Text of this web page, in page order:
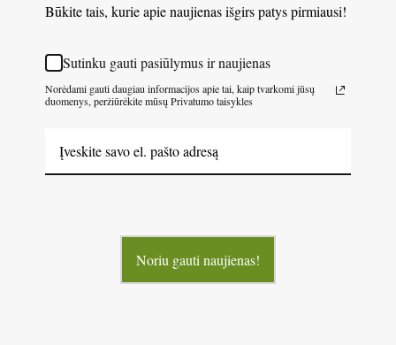
Būkite tais, kurie apie naujienas išgirs patys pirmiausi!
Sutinku gauti pasiūlymus ir naujienas
Norėdami gauti daugiau informacijos apie tai, kaip tvarkomi jūsų
duomenys, peržiūrėkite mūsų Privatumo taisykles
Noriu gauti naujienas!